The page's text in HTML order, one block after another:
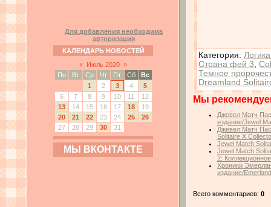
Для добавления необходима
авторизация
КАЛЕНДАРЬ НОВОСТЕЙ
«
Июль 2020 »
Пн
Вт Ср Чт Пт Сб
Вс
1
2 3 4
5
6
7 8 9 10 11
12
13
14 15 16 17 18
19
20
21 22 23 24 25
26
27
28 29 30 31
МЫ ВКОНТАКТЕ
Категория:
Страна фей 3
Темное
Dreamland
Мы
Джевел Матч
издание/Jewel
Джевел Матч
Solitaire X
Jewel Match
Jewel Match
2:
Хроники
издание/
Всего комментариев: 0